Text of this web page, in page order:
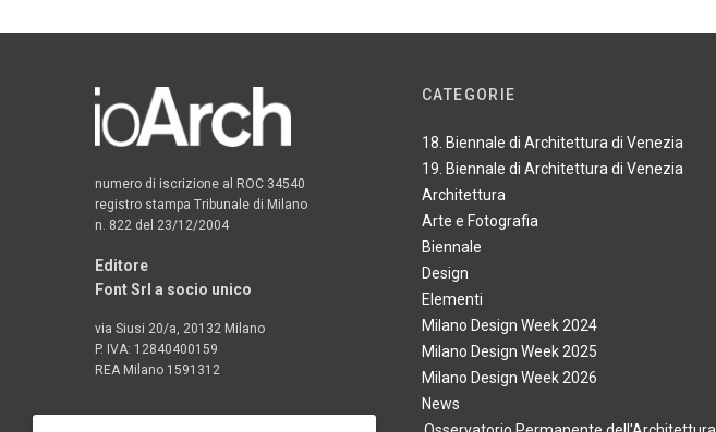
numero di iscrizione al ROC 34540
registro stampa Tribunale di Milano
n. 822 del 23/12/2004
Editore
Font Srl a socio unico
via Siusi 20/a, 20132 Milano
P. IVA: 12840400159
REA Milano 1591312
CATEGORIE
18. Biennale di Architettura di Venezia
19. Biennale di Architettura di Venezia
Architettura
Arte e Fotografia
Biennale
Design
Elementi
Milano Design Week 2024
Milano Design Week 2025
Milano Design Week 2026
News